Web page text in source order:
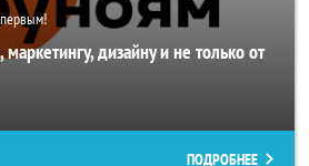
дизайну и не только от
ПОДРОБНЕЕ